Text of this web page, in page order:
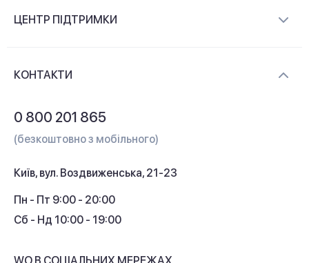
Контакти
ЦЕНТР ПІДТРИМКИ
Кешбек
КОНТАКТИ
0 800 201 865
(безкоштовно з мобільного)
Київ, вул. Воздвиженська, 21-23
Пн - Пт 9:00 - 20:00
Сб - Нд 10:00 - 19:00